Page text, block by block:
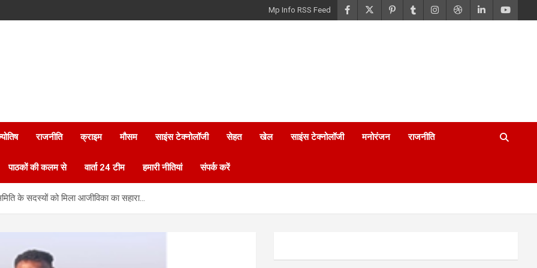
Mp Info RSS Feed
राजनीति क्राइम मौसम साइंस टेक्नोलॉजी सेहत खेल साइंस टेक्नोलॉजी मनोरंजन राजनीति
पाठकों की कलम से वार्ता 24 टीम हमारी नीतियां संपर्क करें
के सदस्यों को मिला आजीविका का सहारा…